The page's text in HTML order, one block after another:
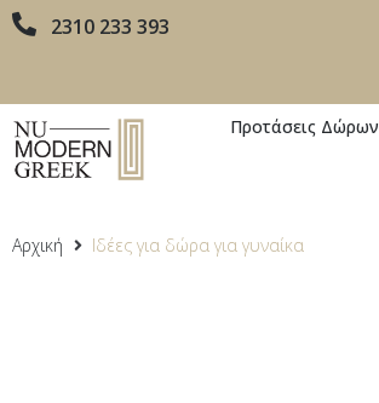
2310 233 393
Προτάσεις Δώρων
Αρχική Ιδέες για δώρα για γυναίκα